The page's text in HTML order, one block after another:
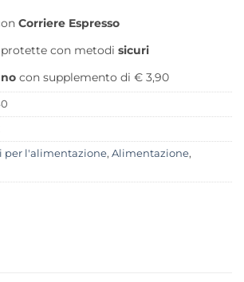
Corriere Espresso
protette con metodi sicuri
con supplemento di € 3,90
per l'alimentazione, Alimentazione,